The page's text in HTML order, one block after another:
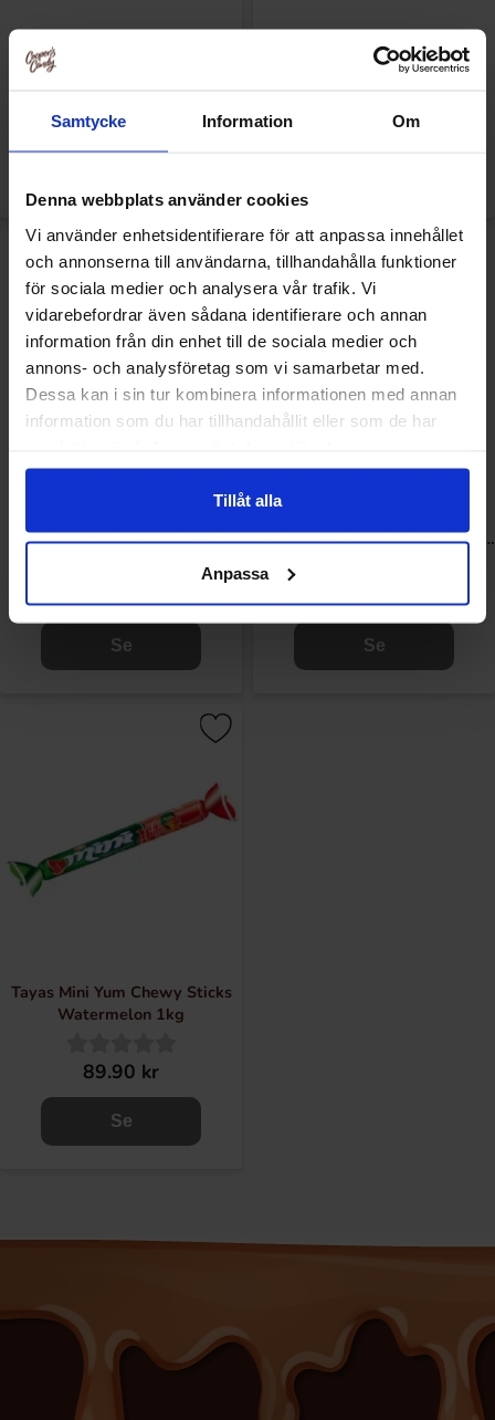
Samtycke Information Om
Denna webbplats använder cookies
Vi använder enhetsidentifierare för att anpassa innehållet
och annonserna till användarna, tillhandahålla funktioner
för sociala medier och analysera vår trafik. Vi
vidarebefordrar även sådana identifierare och annan
information från din enhet till de sociala medier och
annons- och analysföretag som vi samarbetar med.
Dessa kan i sin tur kombinera informationen med annan
information som du har tillhandahållit eller som de har
Tillåt alla
Anpassa
Jellioo Savory Caramel-Milk
119.90 kr
Jellioo Choco Mint 1kg
99.90 kr
99.90 kr
Se
-17%
Melon/Tropical 1kg(bf:2026-
94.90 kr 79 kr
Se
Tayas Mini Yum Chewy Sticks
Watermelon 1kg
89.90 kr
Se